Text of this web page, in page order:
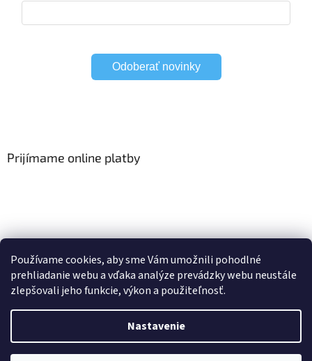
Používame cookies, aby sme Vám umožnili pohodlné
prehliadanie webu a vďaka analýze prevádzky webu neustále
zlepšovali jeho funkcie, výkon a použiteľnosť.
Nastavenie
Odoberať novinky
Prijímame online platby
Copyright 2026HomeSystem.sk. Všetky práva vyhradené.Upraviť